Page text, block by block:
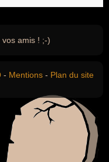
amis ! ;-)
- Mentions - Plan du site